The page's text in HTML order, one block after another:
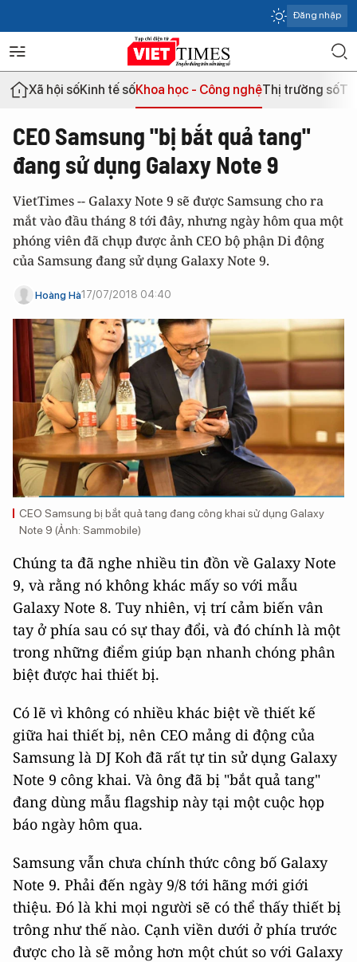
Đăng nhập
Xã hội sốKinh tế sốKhoa học - Công nghệThị trường số
CEO Samsung "bị bắt quả tang"
đang sử dụng Galaxy Note 9
VietTimes -- Galaxy Note 9 sẽ được Samsung cho ra
mắt vào đầu tháng 8 tới đây, nhưng ngày hôm qua một
phóng viên đã chụp được ảnh CEO bộ phận Di động
của Samsung đang sử dụng Galaxy Note 9.
Hoàng Hà17/07/2018 04:40
CEO Samsung bị bắt quả tang đang công khai sử dụng Galaxy
Note 9 (Ảnh: Sammobile)
Chúng ta đã nghe nhiều tin đồn về Galaxy Note
9, và rằng nó không khác mấy so với mẫu
Galaxy Note 8. Tuy nhiên, vị trí cảm biến vân
tay ở phía sau có sự thay đổi, và đó chính là một
trong những điểm giúp bạn nhanh chóng phân
biệt được hai thiết bị.
Có lẽ vì không có nhiều khác biệt về thiết kế
giữa hai thiết bị, nên CEO mảng di động của
Samsung là DJ Koh đã rất tự tin sử dụng Galaxy
Note 9 công khai. Và ông đã bị "bắt quả tang"
đang dùng mẫu flagship này tại một cuộc họp
báo ngày hôm qua.
Samsung vẫn chưa chính thức công bố Galaxy
Note 9. Phải đến ngày 9/8 tới hãng mới giới
thiệu. Đó là khi mọi người sẽ có thể thấy thiết bị
trông như thế nào. Cạnh viền dưới ở phía trước
được cho là sẽ mỏng hơn một chút so với Galaxy